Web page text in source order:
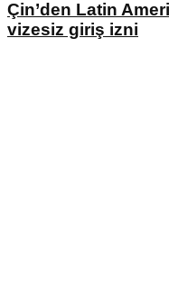
Çin’den Latin
vizesiz giriş izni